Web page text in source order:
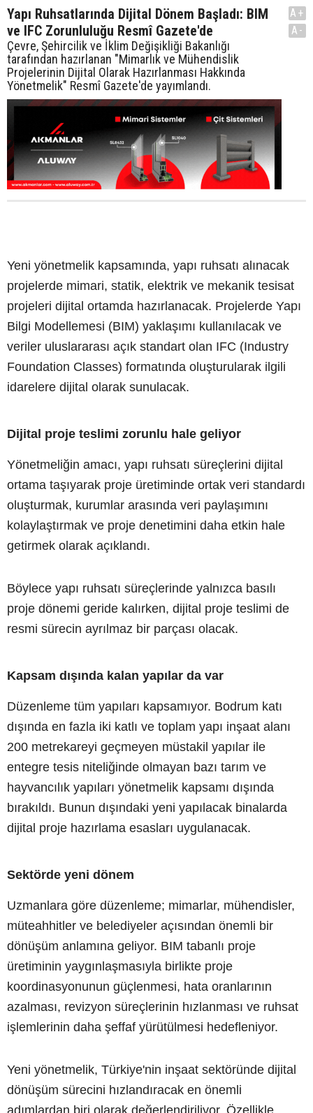
Yapı Ruhsatlarında Dijital Dönem Başladı: BIM
ve IFC Zorunluluğu Resmî Gazete'de
Çevre, Şehircilik ve İklim Değişikliği Bakanlığı
tarafından hazırlanan "Mimarlık ve Mühendislik
Projelerinin Dijital Olarak Hazırlanması Hakkında
Yönetmelik" Resmî Gazete'de yayımlandı.
A+
A-
Yeni yönetmelik kapsamında, yapı ruhsatı alınacak
projelerde mimari, statik, elektrik ve mekanik tesisat
projeleri dijital ortamda hazırlanacak. Projelerde Yapı
Bilgi Modellemesi (BIM) yaklaşımı kullanılacak ve
veriler uluslararası açık standart olan IFC (Industry
Foundation Classes) formatında oluşturularak ilgili
idarelere dijital olarak sunulacak.
Dijital proje teslimi zorunlu hale geliyor
Yönetmeliğin amacı, yapı ruhsatı süreçlerini dijital
ortama taşıyarak proje üretiminde ortak veri standardı
oluşturmak, kurumlar arasında veri paylaşımını
kolaylaştırmak ve proje denetimini daha etkin hale
getirmek olarak açıklandı.
Böylece yapı ruhsatı süreçlerinde yalnızca basılı
proje dönemi geride kalırken, dijital proje teslimi de
resmi sürecin ayrılmaz bir parçası olacak.
Kapsam dışında kalan yapılar da var
Düzenleme tüm yapıları kapsamıyor. Bodrum katı
dışında en fazla iki katlı ve toplam yapı inşaat alanı
200 metrekareyi geçmeyen müstakil yapılar ile
entegre tesis niteliğinde olmayan bazı tarım ve
hayvancılık yapıları yönetmelik kapsamı dışında
bırakıldı. Bunun dışındaki yeni yapılacak binalarda
dijital proje hazırlama esasları uygulanacak.
Sektörde yeni dönem
Uzmanlara göre düzenleme; mimarlar, mühendisler,
müteahhitler ve belediyeler açısından önemli bir
dönüşüm anlamına geliyor. BIM tabanlı proje
üretiminin yaygınlaşmasıyla birlikte proje
koordinasyonunun güçlenmesi, hata oranlarının
azalması, revizyon süreçlerinin hızlanması ve ruhsat
işlemlerinin daha şeffaf yürütülmesi hedefleniyor.
Yeni yönetmelik, Türkiye'nin inşaat sektöründe dijital
dönüşüm sürecini hızlandıracak en önemli
adımlardan biri olarak değerlendiriliyor. Özellikle